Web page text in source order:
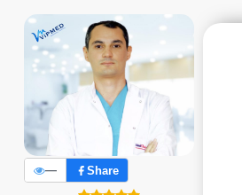
— Share